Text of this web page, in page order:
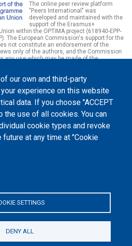
our own and third-party
experience on this website
data. If you choose "ACCEPT
the use of all cookies. You can
cookie types and revoke
at any time at "Cookie
SETTINGS
DENY ALL
The online peer review platform
"Peers International" was
developed and maintained with the
support of the Erasmus+
within the OPTIMA project (618940-EPP-
The European Commission's support for the
not constitute an endorsement of the
only of the authors, and the Commission
any use which may be made of the